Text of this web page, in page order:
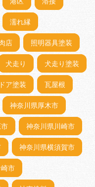
濡れ縁
店 照明器具塗装
犬走り 犬走り塗装
ア塗装 瓦屋根
神奈川県厚木市
神奈川県川崎市
神奈川県横須賀市
市